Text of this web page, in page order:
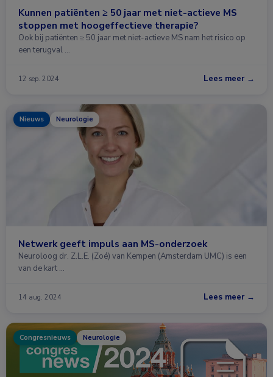
Kunnen patiënten ≥ 50 jaar met niet-actieve MS
stoppen met hoogeffectieve therapie?
Ook bij patiënten ≥ 50 jaar met niet-actieve MS nam het risico op
een terugval …
12 sep. 2024 Lees meer →
Nieuws Neurologie
Netwerk geeft impuls aan MS-onderzoek
Neuroloog dr. Z.L.E. (Zoé) van Kempen (Amsterdam UMC) is een
van de kart …
14 aug. 2024 Lees meer →
Congresnieuws Neurologie